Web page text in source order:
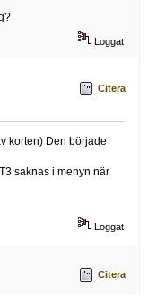
Loggat
Citera
korten) Den började
saknas i menyn när
Loggat
Citera